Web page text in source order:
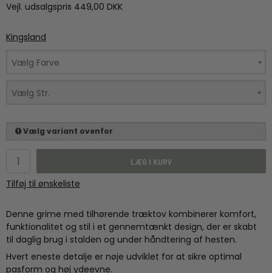
Vejl. udsalgspris 449,00 DKK
Kingsland
Vælg Farve
Vælg Str.
Vælg variant ovenfor
LÆG I KURV
Tilføj til ønskeliste
Denne grime med tilhørende træktov kombinerer komfort,
funktionalitet og stil i et gennemtænkt design, der er skabt
til daglig brug i stalden og under håndtering af hesten.
Hvert eneste detalje er nøje udviklet for at sikre optimal
pasform og høj ydeevne.